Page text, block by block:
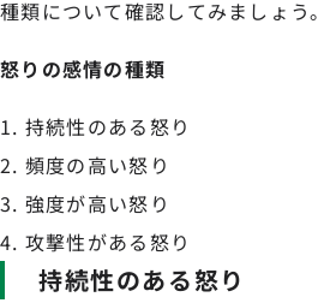
種類について確認してみましょう。
怒りの感情の種類
持続性のある怒り
頻度の高い怒り
強度が高い怒り
攻撃性がある怒り
持続性のある怒り